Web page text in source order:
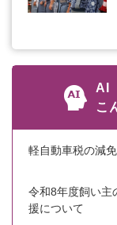
AI
こ
軽自動車税の減
令和8年度飼い主
援について